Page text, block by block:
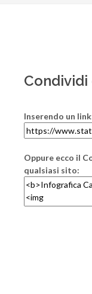
Inserendo un
Oppure ecco il
qualsiasi sito: